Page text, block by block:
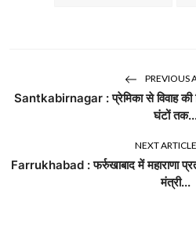
PREVIOUS
Santkabirnagar : प्रेमिका से विवाह की
घंटों
NEXT ARTICLE
Farrukhabad : फर्रुखाबाद में महाराणा
मंत्री...